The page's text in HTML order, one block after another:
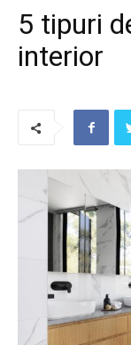
5 tipuri
interior